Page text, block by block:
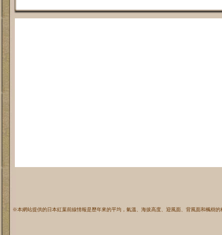
※本網站提供的日本紅葉前線情報是歷年來的平均，氣溫、海拔高度、迎風面、背風面和楓樹